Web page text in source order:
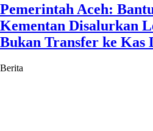
Pemerintah Aceh:
Kementan Disalurkan
Bukan Transfer ke Kas
Berita